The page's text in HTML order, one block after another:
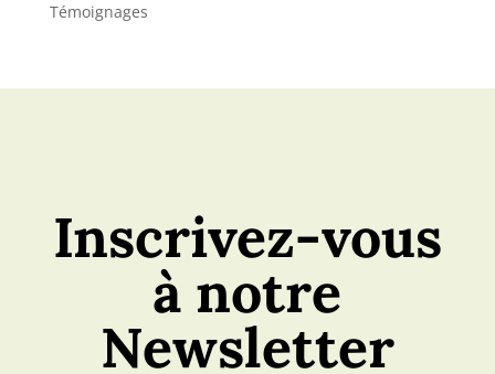
Témoignages
Inscrivez-vous
à notre
Newsletter